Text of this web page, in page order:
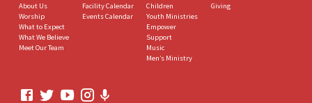
About Us
Worship
What to Expect
What We Believe
Meet Our Team
Facility Calendar
Events Calendar
Children
Youth Ministries
Empower
Support
Music
Men’s Ministry
Giving